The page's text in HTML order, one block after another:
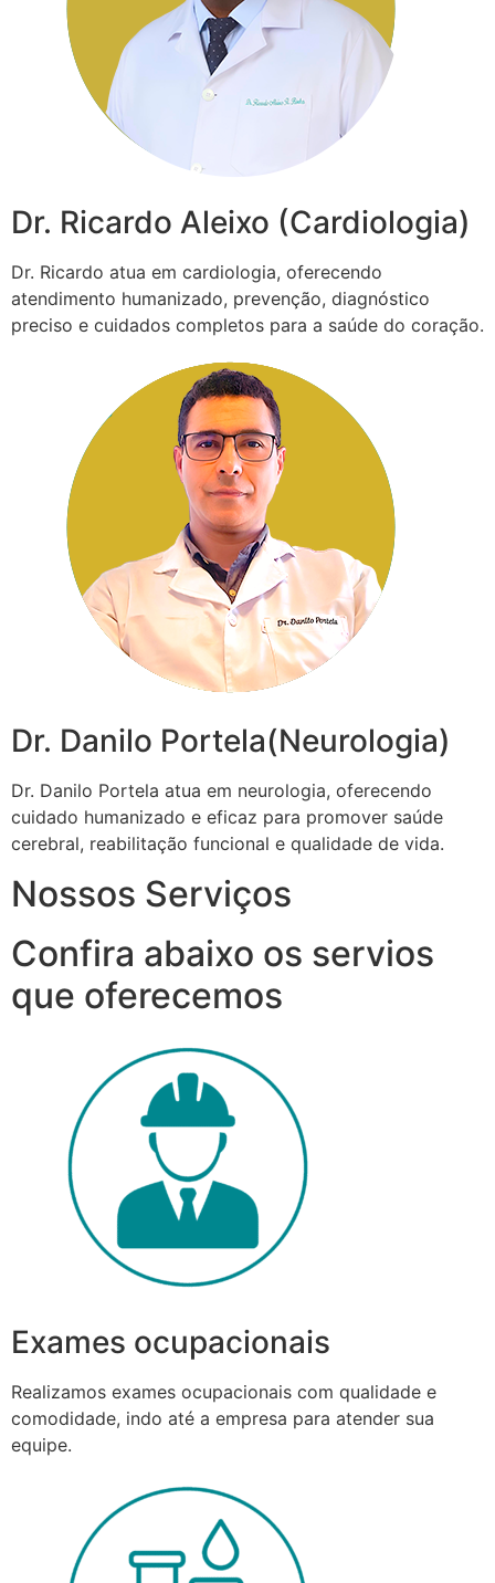
Dr. Ricardo Aleixo (Cardiologia)
Dr. Ricardo atua em cardiologia, oferecendo
atendimento humanizado, prevenção, diagnóstico
preciso e cuidados completos para a saúde do coração.
Dr. Danilo Portela(Neurologia)
Dr. Danilo Portela atua em neurologia, oferecendo
cuidado humanizado e eficaz para promover saúde
cerebral, reabilitação funcional e qualidade de vida.
Nossos Serviços
Confira abaixo os servios
que oferecemos
Exames ocupacionais
Realizamos exames ocupacionais com qualidade e
comodidade, indo até a empresa para atender sua
equipe.